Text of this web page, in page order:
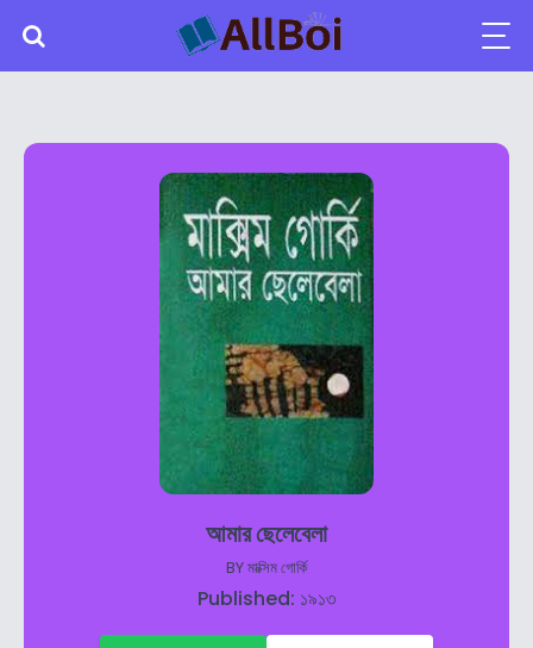
আমার ছেলেবেলা
BYমাক্সিম গোর্কি
Published: ১৯১৩